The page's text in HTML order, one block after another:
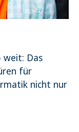
weit: Das
für
nicht nur
Website nutzen.